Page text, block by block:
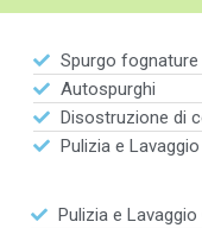
Spurgo fognature
Autospurghi
Disostruzione di
Pulizia e
Pulizia e